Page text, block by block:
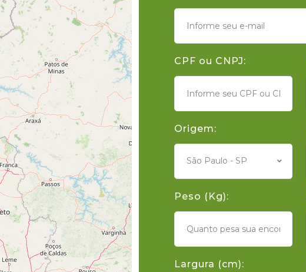
CPF ou CNPJ:
Origem:
São Paulo - SP
Peso (Kg):
Largura (cm):